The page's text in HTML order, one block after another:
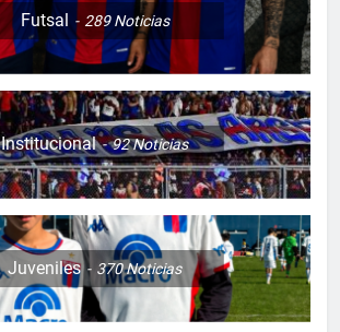
Futsal 289Noticias
Institucional 92Noticias
Juveniles 370Noticias